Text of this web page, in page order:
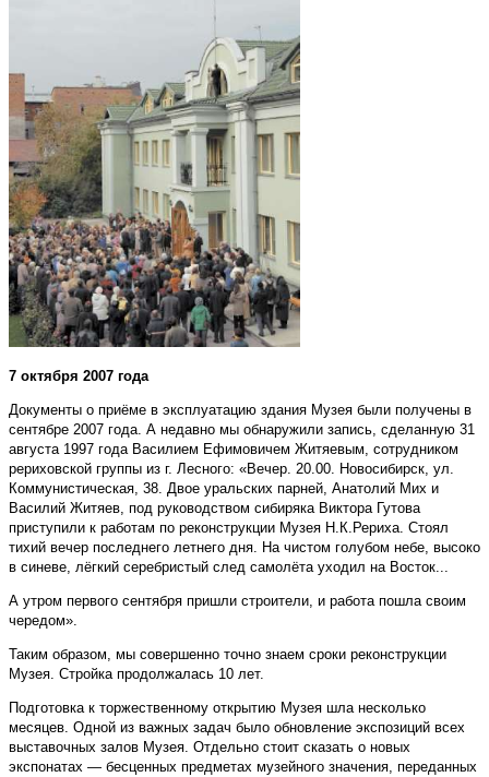
7 октября 2007 года
Документы о приёме в эксплуатацию здания Музея были получены в
сентябре 2007 года. А недавно мы обнаружили запись, сделанную 31
августа 1997 года Василием Ефимовичем Житяевым, сотрудником
рериховской группы из г. Лесного: «Вечер. 20.00. Новосибирск, ул.
Коммунистическая, 38. Двое уральских парней, Анатолий Мих и
Василий Житяев, под руководством сибиряка Виктора Гутова
приступили к работам по реконструкции Музея Н.К.Рериха. Стоял
тихий вечер последнего летнего дня. На чистом голубом небе, высоко
в синеве, лёгкий серебристый след самолёта уходил на Восток...
А утром первого сентября пришли строители, и работа пошла своим
чередом».
Таким образом, мы совершенно точно знаем сроки реконструкции
Музея. Стройка продолжалась 10 лет.
Подготовка к торжественному открытию Музея шла несколько
месяцев. Одной из важных задач было обновление экспозиций всех
выставочных залов Музея. Отдельно стоит сказать о новых
экспонатах — бесценных предметах музейного значения, переданных